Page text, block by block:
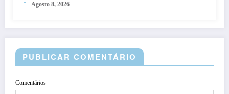
Agosto 8, 2026
PUBLICAR COMENTÁRIO
Comentários